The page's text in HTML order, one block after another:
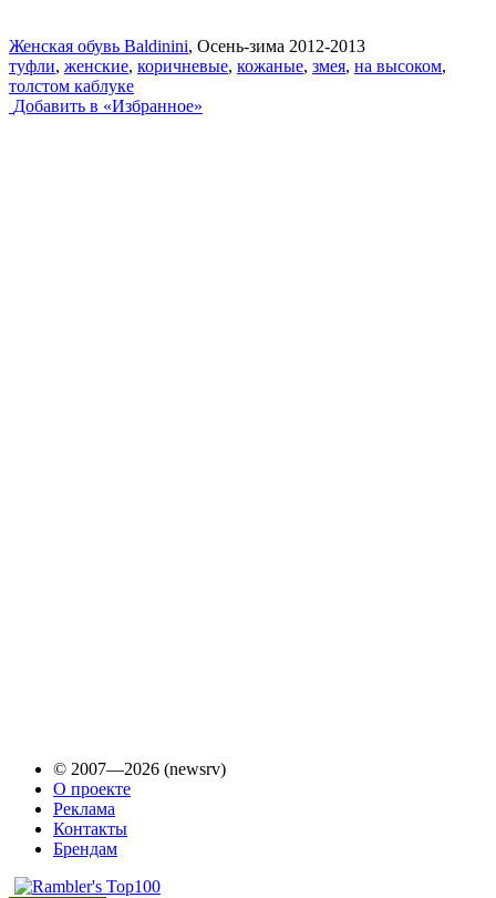
Женская обувь Baldinini, Осень-зима 2012-2013
туфли, женские, коричневые, кожаные, змея, на высоком,
толстом каблуке
Добавить в «Избранное»
© 2007—2026 (newsrv)
О проекте
Реклама
Контакты
Брендам